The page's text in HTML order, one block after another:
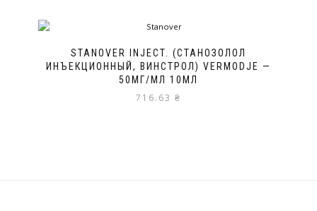
STANOVER INJECT. (СТАНОЗОЛОЛ
ИНЪЕКЦИОННЫЙ, ВИНСТРОЛ) VERMODJE —
50МГ/МЛ 10МЛ
716.63 ₴